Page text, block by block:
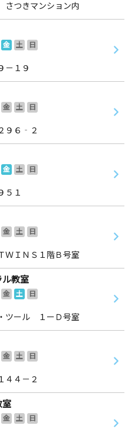
つきマンション内
金 土
日
－１９
金 土
日
９６‐２
金 土
日
５１
金 土
日
ＩＮＳ１階Ｂ号室
教室
金 土
日
ツール １ーＤ号室
金 土
日
４４－２
室
金 土
日